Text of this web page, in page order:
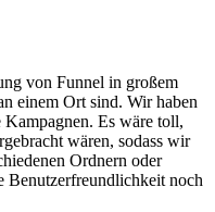
von Funnel in großem
einem Ort sind. Wir haben
Es wäre toll,
wären, sodass wir
Ordnern oder
Benutzerfreundlichkeit noch